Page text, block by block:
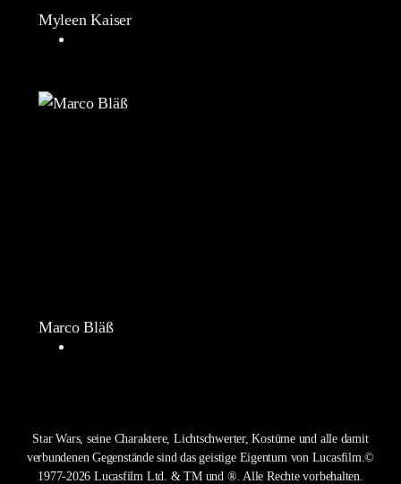
Myleen Kaiser
Marco Bläß
Star Wars, seine Charaktere, Lichtschwerter, Kostüme und alle damit
verbundenen Gegenstände sind das geistige Eigentum von Lucasfilm.©
1977-2026 Lucasfilm Ltd. & TM und ®. Alle Rechte vorbehalten.